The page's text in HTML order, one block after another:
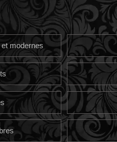
modernes